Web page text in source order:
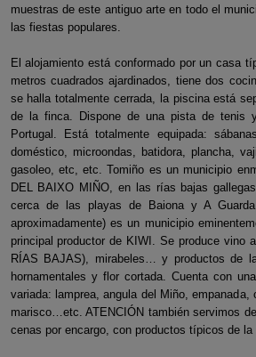
muestras de este antiguo arte en todo el
las fiestas populares.
El alojamiento está conformado por un casa
metros cuadrados ajardinados, tiene dos
se halla totalmente cerrada, la piscina está
de la finca. Dispone de una pista de tenis
Portugal. Está totalmente equipada:
doméstico, microondas, batidora, plancha,
gasoleo, etc, etc. Tomiño es un municipio
DEL BAIXO MIÑO, en las rías bajas
cerca de las playas de Baiona y A
aproximadamente) es un municipio
principal productor de KIWI. Se produce vino
RÍAS BAJAS), mirabeles… y productos de
hornamentales y flor cortada. Cuenta con
variada: lamprea, angula del Miño, empanada,
marisco…etc. ATENCIÓN también servimos
cenas por encargo, con productos típicos de la